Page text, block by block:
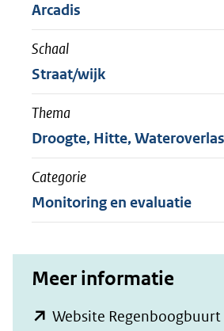
Arcadis
Schaal
Straat/wijk
Thema
Droogte, Hitte,
Categorie
Monitoring en evaluatie
Meer informatie
Website Regenboogbuurt